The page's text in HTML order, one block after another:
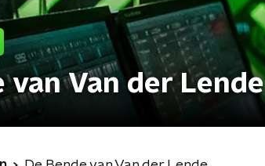
van Van der Lende